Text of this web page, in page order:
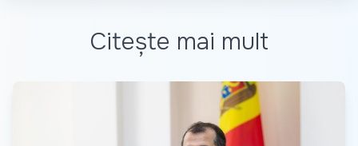
Citește mai mult